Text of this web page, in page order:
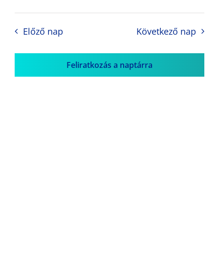
Előző nap Következő nap
Feliratkozás a naptárra